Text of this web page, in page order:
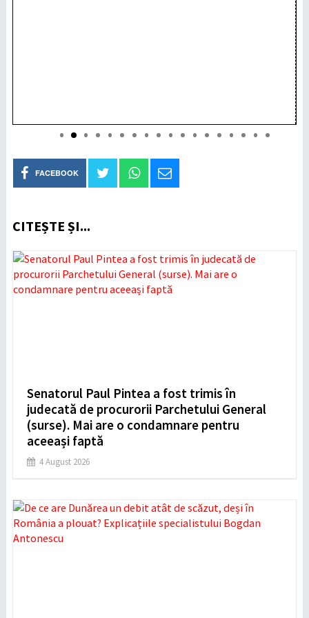
FACEBOOK
CITEȘTE ȘI...
Senatorul Paul Pintea a fost trimis în
judecată de procurorii Parchetului General
(surse). Mai are o condamnare pentru
aceeași faptă
4 August 2026